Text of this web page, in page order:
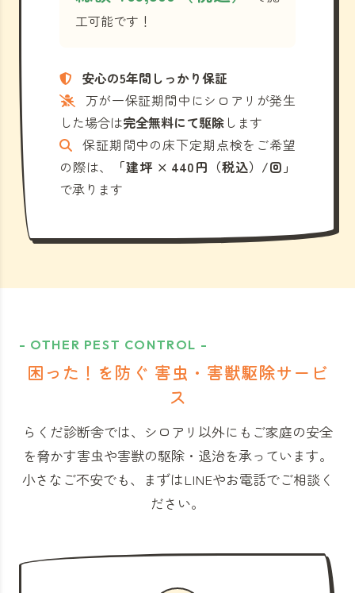
工可能です！
安心の5年間しっかり保証
万が一保証期間中にシロアリが発生
した場合は完全無料にて駆除 します
保証期間中の床下定期点検をご希望
の際は、
「建坪 × 440円（税込）/回」
で承ります
- OTHER PEST CONTROL -
困った！を防ぐ 害虫・害獣駆除サービ
ス
らくだ診断舎では、シロアリ以外にもご家庭の安全
を脅かす害虫や害獣の駆除・退治を承っています。
小さなご不安でも、まずはLINEやお電話でご相談く
ださい。